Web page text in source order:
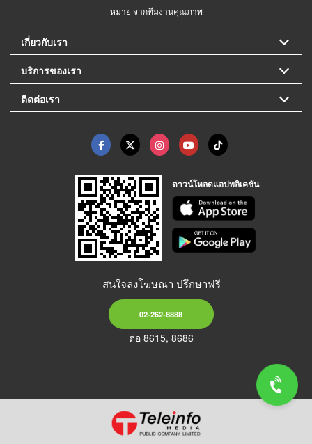
หมาย จากทีมงานคุณภาพ
เกี่ยวกับเรา
บริการของเรา
ติดต่อเรา
ดาวน์โหลดแอปพลิเคชัน
สนใจลงโฆษณา ปรึกษาฟรี
02-262-8888
ต่อ 8615, 8686